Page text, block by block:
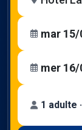
1 adulte